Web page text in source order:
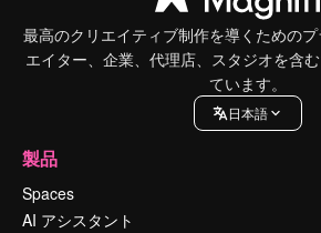
最高のクリエイティブ制作を導くための
エイター、企業、代理店、スタジオを含
ています。
日本語
製品
Spaces
AI アシスタント